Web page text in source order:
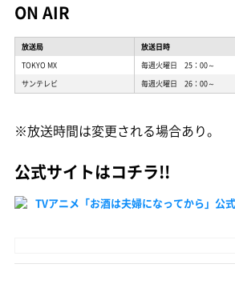
ON AIR
放送局
放送日時
TOKYO MX
毎週火曜日 25：00～
サンテレビ
毎週火曜日 26：00～
※放送時間は変更される場合あり。
公式サイトはコチラ!!
TVアニメ「お酒は夫婦になってから」公